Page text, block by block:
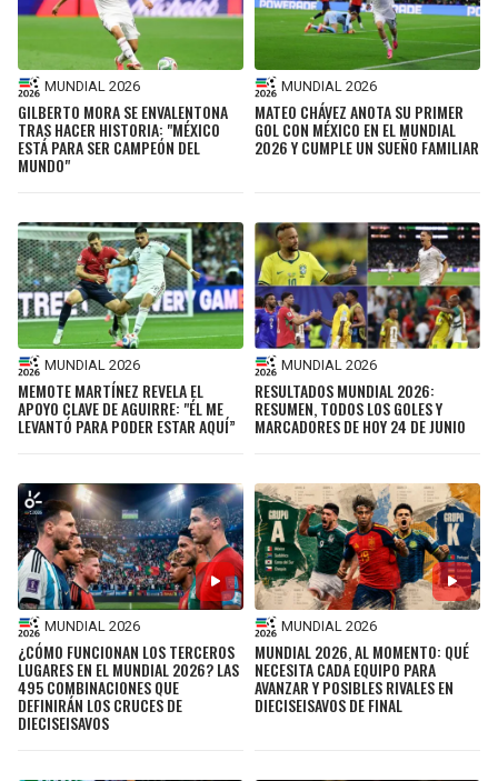
MUNDIAL 2026
GILBERTO MORA SE ENVALENTONA
TRAS HACER HISTORIA: "MÉXICO
ESTÁ PARA SER CAMPEÓN DEL
MUNDO"
MUNDIAL 2026
MATEO CHÁVEZ ANOTA SU PRIMER
GOL CON MÉXICO EN EL MUNDIAL
2026 Y CUMPLE UN SUEÑO FAMILIAR
MUNDIAL 2026
MEMOTE MARTÍNEZ REVELA EL
APOYO CLAVE DE AGUIRRE: "ÉL ME
LEVANTÓ PARA PODER ESTAR AQUÍ”
MUNDIAL 2026
RESULTADOS MUNDIAL 2026:
RESUMEN, TODOS LOS GOLES Y
MARCADORES DE HOY 24 DE JUNIO
MUNDIAL 2026
¿CÓMO FUNCIONAN LOS TERCEROS
LUGARES EN EL MUNDIAL 2026? LAS
495 COMBINACIONES QUE
DEFINIRÁN LOS CRUCES DE
DIECISEISAVOS
MUNDIAL 2026
MUNDIAL 2026, AL MOMENTO: QUÉ
NECESITA CADA EQUIPO PARA
AVANZAR Y POSIBLES RIVALES EN
DIECISEISAVOS DE FINAL